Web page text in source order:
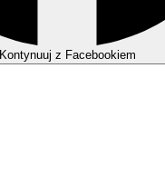
Kontynuuj z Facebookiem